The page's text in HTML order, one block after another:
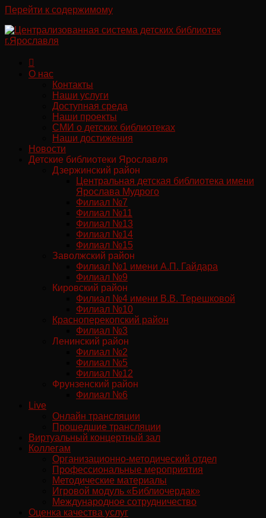
Перейти к содержимому
О нас
Контакты
Наши услуги
Доступная среда
Наши проекты
СМИ о детских библиотеках
Наши достижения
Новости
Детские библиотеки Ярославля
Дзержинский район
Центральная детская библиотека имени
Ярослава Мудрого
Филиал №7
Филиал №11
Филиал №13
Филиал №14
Филиал №15
Заволжский район
Филиал №1 имени А.П. Гайдара
Филиал №9
Кировский район
Филиал №4 имени В.В. Терешковой
Филиал №10
Красноперекопский район
Филиал №3
Ленинский район
Филиал №2
Филиал №5
Филиал №12
Фрунзенский район
Филиал №6
Live
Онлайн трансляции
Прошедшие трансляции
Виртуальный концертный зал
Коллегам
Организационно-методический отдел
Профессиональные мероприятия
Методические материалы
Игровой модуль «Библиочердак»
Международное сотрудничество
Оценка качества услуг